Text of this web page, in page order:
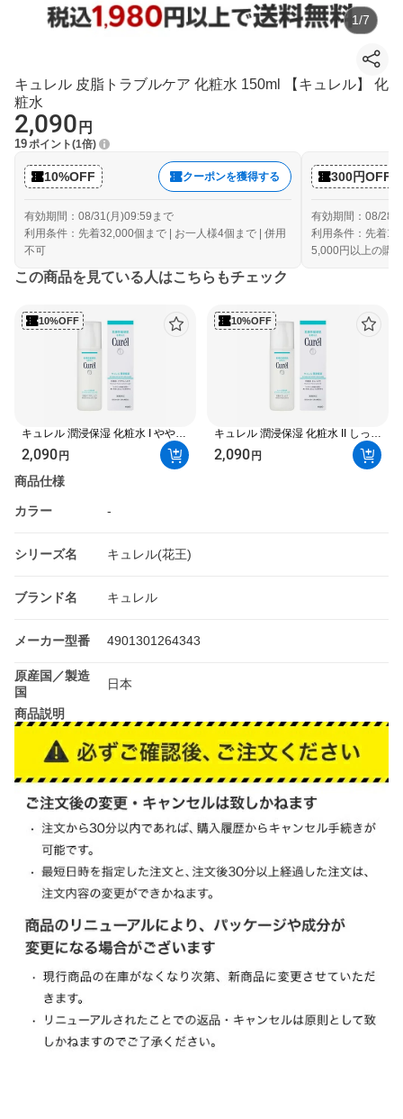
1/7
キュレル 皮脂トラブルケア 化粧水 150ml 【キュレル】 化
粧水
2,090 円
19ポイント 1倍
10%OFF クーポンを獲得する
有効期間：08/31(月)09:59まで
利用条件：先着32,000個まで | お一人様4個まで | 併用
不可
300円OFF
有効期間：08/28(
利用条件：先着
5,000円以上の購
この商品を見ている人はこちらもチェック
10%OFF
キュレル 潤浸保湿 化粧水 I ややし
っとり 150ml 【キュレル】 薬用
保湿
2,090円
10%OFF
キュレル 潤浸保湿 化粧水 II しっと
り 150ml 【キュレル】 薬用保湿
2,090円
商品仕様
カラー -
シリーズ名 キュレル(花王)
ブランド名 キュレル
メーカー型番 4901301264343
原産国／製造
国
日本
商品説明